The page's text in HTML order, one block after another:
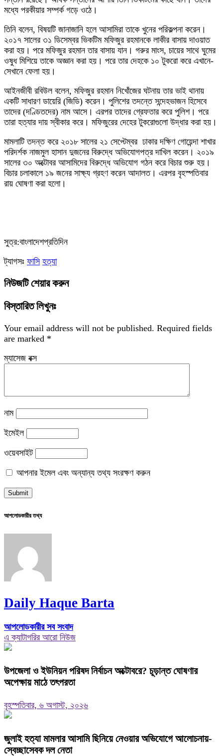
মধ্যে পরকীয়ার সম্পর্ক গড়ে ওঠে।
তিনি বলেন, বিষয়টি জানাজানি হলে আসামিরা তাকে খুনের পরিকল্পনা করেন।
২০১৭ সালের ৩১ ডিসেম্বর ভিকটিম মফিজুর রহমানকে লাকীর বাসায় দাওয়াত
করা হয়। পরে মফিজুর রহমান তার বাসায় যান। গরুর মাংস, চায়ের সাথে ঘুমের
ওষুধ মিশিয়ে তাকে অজ্ঞান করা হয়। পরে তার দেহকে ১০ টুকরো করে এখানে-
সেখানে ফেলা হয়।
আইনজীবী রবিউল বলেন, মফিজুর রহমান নিখোঁজের ঘটনায় তার ভাই থানায়
একটি সাধারণ ডায়েরি (জিডি) করেন। পুলিশের তদন্তে সন্দেহভাজন হিসেবে
তাদের (দণ্ডিতদের) নাম আসে। এরপর তাদের গ্রেফতার করে পুলিশ। পরে
তারা হত্যার দায় স্বীকার করে। মফিজুরের দেহের টুকরোগুলো উদ্ধার করা হয়।
মামলাটি তদন্ত করে ২০১৮ সালের ২১ সেপ্টেম্বর ঢাকার দক্ষিণ গোয়েন্দা শাখার
পরিদর্শক নাজমুল হাসান দুজনের বিরুদ্ধে অভিযোগপত্র দাখিল করেন। ২০১৯
সালের ৩০ অক্টোবর আসামিদের বিরুদ্ধে অভিযোগ গঠন করে বিচার শুরু হয়।
বিচার চলাকালে ১৯ জনের সাক্ষ্য গ্রহণ করেন আদালত। এরপর বৃহস্পতিবার
রায় ঘোষণা করা হলো।
সুত্র:বাংলাদেশপ্রতিদিন
ট্যাগসঃ ফাসি হত্যা
নিউজটি শেয়ার করুন
বিস্তারিত লিখুনঃ
Your email address will not be published. Required fields
are marked *
ম্যাসেজ বক্স
নাম
ইমেইল
ওয়েবসাইট
আপনার ইমেল এবং অন্যান্য তথ্য সংরক্ষণ করুন
আপলোডকারীর তথ্য
Daily Haque Barta
আপলোডকারীর সব সংবাদ
এ ক্যাটাগরির আরো নিউজ
উপজেলা ও ইউনিয়ন পরিষদ নির্বাচন অক্টোবরে? চূড়ান্ত ঘোষণার
অপেক্ষায় মাঠে তৎপরতা
বৃহস্পতিবার, ৬ অগাস্ট, ২০২৬
জুলাই হত্যা মামলার আসামি ছিনিয়ে নেওয়ার অভিযোগে আলোচনায়-
স্বেচ্ছাসেবক দল নেতা